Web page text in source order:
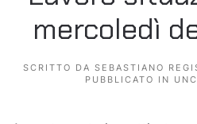
mercoledì
SCRITTO DA SEBASTIANO
PUBBLICATO IN